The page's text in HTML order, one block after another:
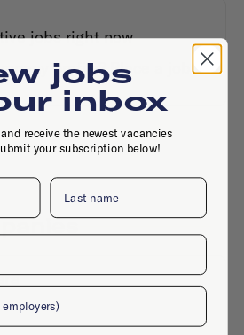
jobs right now
profile?Place a job
jobs
inbox
receive the newest vacancies
your subscription below!
Last name